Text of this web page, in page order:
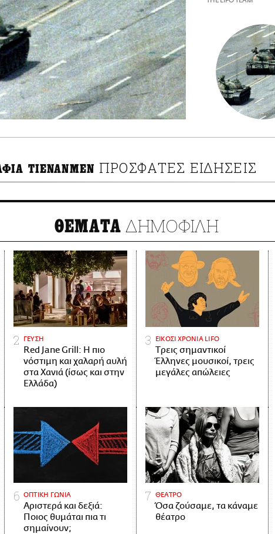
ΤΙΕΝΑΝΜΕΝ ΠΡΟΣΦΑΤΕΣ ΕΙΔΗΣΕΙΣ
ΘΕΜΑΤΑ ΔΗΜΟΦΙΛΗ
ΓΕΥΣΗ
Red Jane Grill: Η πιο
νόστιμη και χαλαρή αυλή
στα Χανιά (ίσως και στην
Ελλάδα)
ΕΙΚΟΣΙ ΧΡΟΝΙΑ LIFO
Tρεις σημαντικοί
Έλληνες μουσικοί, τρεις
μεγάλες απώλειες
ΟΠΤΙΚΗ ΓΩΝΙΑ
Αριστερά και δεξιά:
Ποιος θυμάται πια τι
σημαίνουν;
ΘΕΑΤΡΟ
Όσα ζούσαμε, τα κάναμε
θέατρο